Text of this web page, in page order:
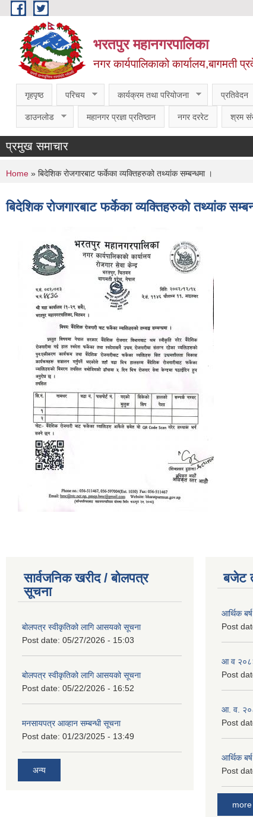
Skip to main content
भरतपुर महानगरपालिका
नगर कार्यपालिकाको कार्यालय,बागमती
गृहपृष्ठ परिचय कार्यक्रम तथा परियोजना प्रतिवेदन
डाउनलोड महानगर प्रज्ञा प्रतिष्ठान नगर दररेट श्रम
प्रमुख समाचार
You are here
Home » बिदेशिक रोजगारबाट फर्केका व्यक्तिहरुको तथ्यांक सम्बन्धमा ।
बिदेशिक रोजगारबाट फर्केका व्यक्तिहरुको तथ्यांक
सार्वजनिक खरीद / बोलपत्र
सूचना
बोलपत्र स्वीकृतिको लागि आसयको सूचना
Post date: 05/27/2026 - 15:03
बोलपत्र स्वीकृतिको लागि आसयको सूचना
Post date: 05/22/2026 - 16:52
मनसायपत्र आव्हान सम्बन्धी सूचना
Post date: 01/23/2025 - 13:49
अन्य
बजेट
आर्थिक
Post
आ व
Post
आ. व.
Post
आर्थिक
Post
more